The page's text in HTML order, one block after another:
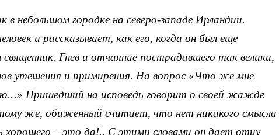
небольшом городке на северо-западе Ирландии.
и рассказывает, как его, когда он был еще
Гнев и отчаяние пострадавшего так велики,
утешения и примирения. На вопрос «Что же мне
Пришедший на исповедь говорит о своей жажде
же, обиженный считает, что нет никакого смысла
хорошего – это да!.. С этими словами он дает отцу